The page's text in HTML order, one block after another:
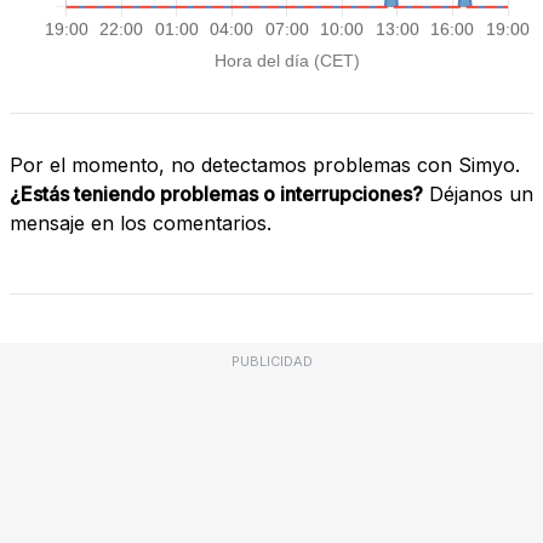
Por el momento, no detectamos problemas con Simyo.
¿Estás teniendo problemas o interrupciones? Déjanos un
mensaje en los comentarios.
PUBLICIDAD